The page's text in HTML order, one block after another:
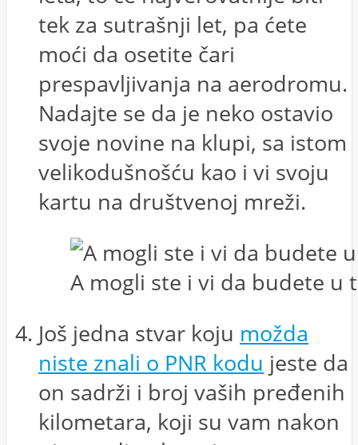
tek za sutrašnji let, pa ćete
moći da osetite čari
prespavljivanja na aerodromu.
Nadajte se da je neko ostavio
svoje novine na klupi, sa istom
velikodušnošću kao i vi svoju
kartu na društvenoj mreži.
A mogli ste i vi da budete u
Još jedna stvar koju možda
niste znali o PNR kodu jeste da
on sadrži i broj vaših pređenih
kilometara, koji su vam nakon